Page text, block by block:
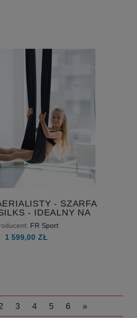
- SZARFA
- IDEALNY NA
PREZENT
FR Sport
1 599,00 ZŁ
3 4 5 6 »